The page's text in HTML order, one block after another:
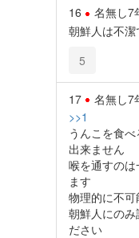
16 名無し7
朝鮮人は不
5
17 名無し7
>>1
うんこを食
出来ません
喉を通すの
ます
物理的に不
朝鮮人にのみ
ださい